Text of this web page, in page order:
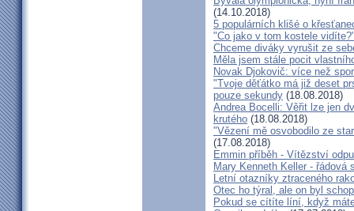
(14.10.2018)
5 populárních klišé o
"Co jako v tom kostele
Chceme diváky vyrušit ze
Měla jsem stále pocit
Novak Djokovič: více než
"Tvoje děťátko má již deset
pouze sekundy (18.08.2018)
Andrea Bocelli: Věřit lze jen
krutého (18.08.2018)
"Vězení mě osvobodilo ze
(17.08.2018)
Emmin příběh - Vítězství
Mary Kenneth Keller - řádová
Letní otazníky ztraceného
Otec ho týral, ale on byl
Pokud se cítíte líní, když